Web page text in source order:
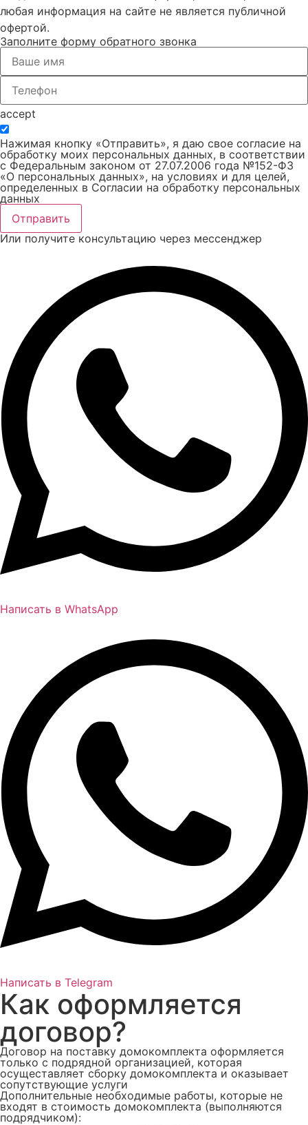
любая информация на сайте не является публичной
офертой.
Заполните форму обратного звонка
accept
Нажимая кнопку «Отправить», я даю свое согласие на
обработку моих персональных данных, в соответствии
с Федеральным законом от 27.07.2006 года №152-ФЗ
«О персональных данных», на условиях и для целей,
определенных в Согласии на обработку персональных
данных
Отправить
Или получите консультацию через мессенджер
Написать в WhatsApp
Написать в Telegram
Как оформляется
договор?
Договор на поставку домокомплекта оформляется
только с подрядной организацией, которая
осущеставляет сборку домокомплекта и оказывает
сопутствующие услуги
Дополнительные необходимые работы, которые не
входят в стоимость домокомплекта (выполняются
подрядчиком):